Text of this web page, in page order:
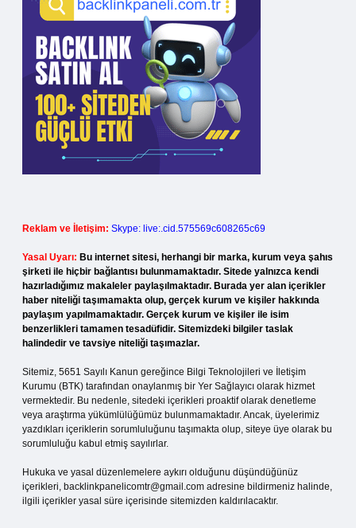
Reklam ve İletişim: Skype: live:.cid.575569c608265c69
Yasal Uyarı: Bu internet sitesi, herhangi bir marka, kurum veya şahıs
şirketi ile hiçbir bağlantısı bulunmamaktadır. Sitede yalnızca kendi
hazırladığımız makaleler paylaşılmaktadır. Burada yer alan içerikler
haber niteliği taşımamakta olup, gerçek kurum ve kişiler hakkında
paylaşım yapılmamaktadır. Gerçek kurum ve kişiler ile isim
benzerlikleri tamamen tesadüfidir. Sitemizdeki bilgiler taslak
halindedir ve tavsiye niteliği taşımazlar.
Sitemiz, 5651 Sayılı Kanun gereğince Bilgi Teknolojileri ve İletişim
Kurumu (BTK) tarafından onaylanmış bir Yer Sağlayıcı olarak hizmet
vermektedir. Bu nedenle, sitedeki içerikleri proaktif olarak denetleme
veya araştırma yükümlülüğümüz bulunmamaktadır. Ancak, üyelerimiz
yazdıkları içeriklerin sorumluluğunu taşımakta olup, siteye üye olarak bu
sorumluluğu kabul etmiş sayılırlar.
Hukuka ve yasal düzenlemelere aykırı olduğunu düşündüğünüz
içerikleri, backlinkpanelicomtr@gmail.com adresine bildirmeniz halinde,
ilgili içerikler yasal süre içerisinde sitemizden kaldırılacaktır.